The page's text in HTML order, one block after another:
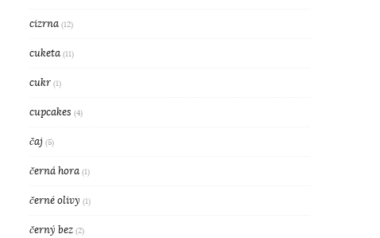
cizrna (12)
cuketa (11)
cukr (1)
cupcakes (4)
čaj (5)
černá hora (1)
černé olivy (1)
černý bez (2)